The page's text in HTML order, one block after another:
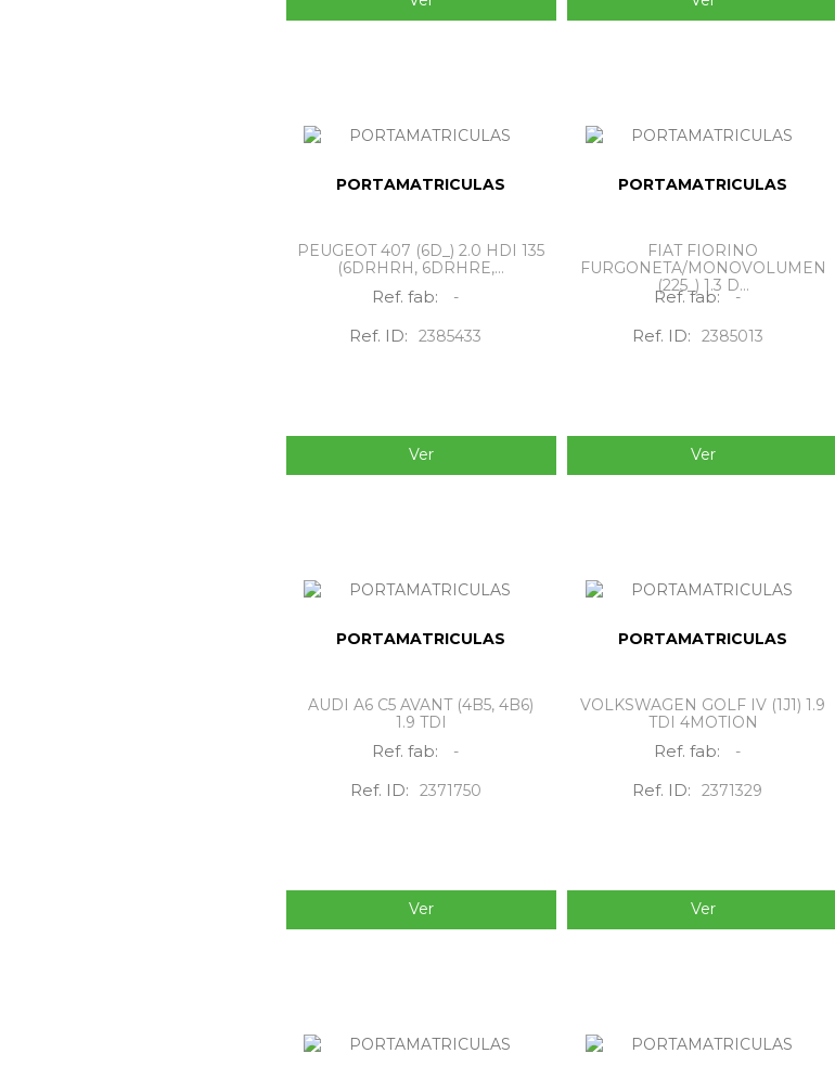
PORTAMATRICULAS
PEUGEOT 407 (6D_) 2.0 HDI 135
(6DRHRH, 6DRHRE,...
Ref. fab: -
Ref. ID: 2385433
Ver
PORTAMATRICULAS
FIAT FIORINO
FURGONETA/MONOVOLUMEN
(225_) 1.3 D...
Ref. fab: -
Ref. ID: 2385013
Ver
PORTAMATRICULAS
AUDI A6 C5 AVANT (4B5, 4B6)
1.9 TDI
Ref. fab: -
Ref. ID: 2371750
Ver
PORTAMATRICULAS
VOLKSWAGEN GOLF IV (1J1) 1.9
TDI 4MOTION
Ref. fab: -
Ref. ID: 2371329
Ver